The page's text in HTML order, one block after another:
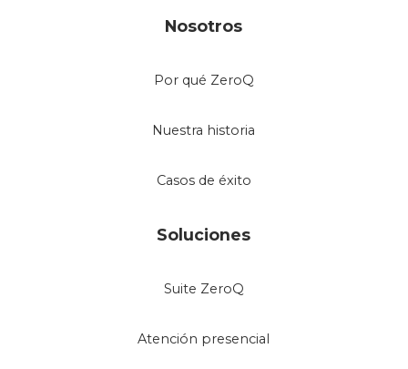
Nosotros
Por qué ZeroQ
Nuestra historia
Casos de éxito
Soluciones
Suite ZeroQ
Atención presencial